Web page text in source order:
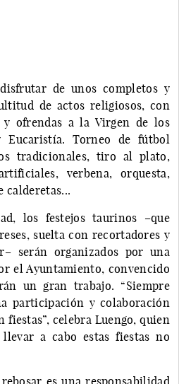
de unos completos y
de actos religiosos, con
y ofrendas a la Virgen de los
Eucaristía. Torneo de fútbol
tradicionales, tiro al plato,
verbena, orquesta,
calderetas...
los festejos taurinos –que
suelta con recortadores y
serán organizados por una
el Ayuntamiento, convencido
un gran trabajo. “Siempre
participación y colaboración
fiestas”, celebra Luengo, quien
a cabo estas fiestas no
es una responsabilidad